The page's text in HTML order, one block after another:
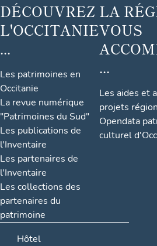
DÉCOUVREZ
L'OCCITANIE
...
Les patrimoines en
Occitanie
La revue numérique
"Patrimoines du Sud"
Les publications de
l'Inventaire
Les partenaires de
l'Inventaire
Les collections des
partenaires du
patrimoine
LA
VOUS
...
Les aides et
projets
Opendata
culturel
Hôtel